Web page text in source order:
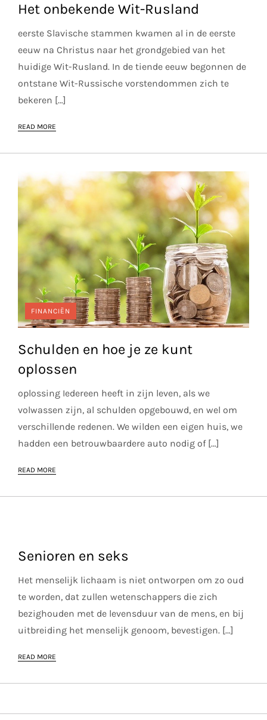
Het onbekende Wit-Rusland
eerste Slavische stammen kwamen al in de eerste
eeuw na Christus naar het grondgebied van het
huidige Wit-Rusland. In de tiende eeuw begonnen de
ontstane Wit-Russische vorstendommen zich te
bekeren […]
READ MORE
FINANCIËN
Schulden en hoe je ze kunt
oplossen
oplossing Iedereen heeft in zijn leven, als we
volwassen zijn, al schulden opgebouwd, en wel om
verschillende redenen. We wilden een eigen huis, we
hadden een betrouwbaardere auto nodig of […]
READ MORE
Senioren en seks
Het menselijk lichaam is niet ontworpen om zo oud
te worden, dat zullen wetenschappers die zich
bezighouden met de levensduur van de mens, en bij
uitbreiding het menselijk genoom, bevestigen. […]
READ MORE